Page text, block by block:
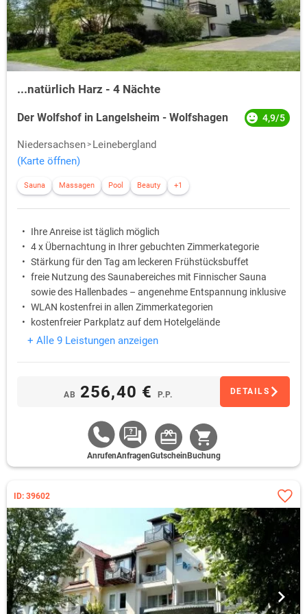
...natürlich Harz - 4 Nächte
Der Wolfshof in Langelsheim - Wolfshagen 4,9/5
Niedersachsen
Leinebergland
(Karte öffnen)
Sauna Massagen Pool Beauty +1
Ihre Anreise ist täglich möglich
4 x Übernachtung in Ihrer gebuchten Zimmerkategorie
Stärkung für den Tag am leckeren Frühstücksbuffet
freie Nutzung des Saunabereiches mit Finnischer Sauna
sowie des Hallenbades – angenehme Entspannung inklusive
WLAN kostenfrei in allen Zimmerkategorien
kostenfreier Parkplatz auf dem Hotelgelände
+ Alle 9 Leistungen anzeigen
AB 256,40 € P.P. DETAILS
AnrufenAnfragenGutschein Buchung
ID: 39602